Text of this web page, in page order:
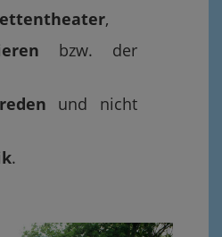
,
bzw. der
und nicht
.